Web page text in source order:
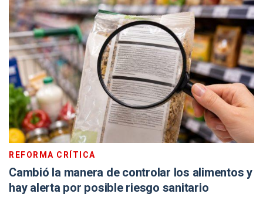
REFORMA CRÍTICA
Cambió la manera de controlar los alimentos y
hay alerta por posible riesgo sanitario